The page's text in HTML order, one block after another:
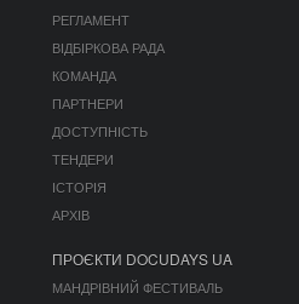
РЕГЛАМЕНТ
ВІДБІРКОВА РАДА
КОМАНДА
ПАРТНЕРИ
ДОСТУПНІСТЬ
ТЕНДЕРИ
ІСТОРІЯ
АРХІВ
ПРОЄКТИ DOCUDAYS UA
МАНДРІВНИЙ ФЕСТИВАЛЬ